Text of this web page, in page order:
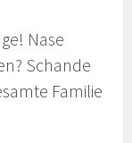
Nase
Schande
Familie